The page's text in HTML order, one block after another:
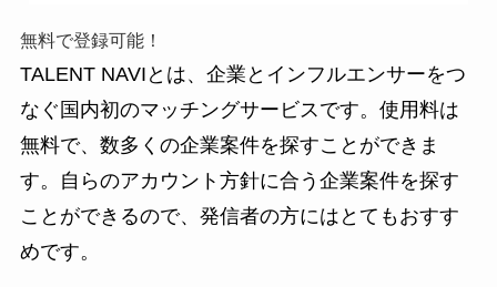
無料で登録可能！
TALENT NAVIとは、企業とインフルエンサーをつ
なぐ国内初のマッチングサービスです。使用料は
無料で、数多くの企業案件を探すことができま
す。自らのアカウント方針に合う企業案件を探す
ことができるので、発信者の方にはとてもおすす
めです。